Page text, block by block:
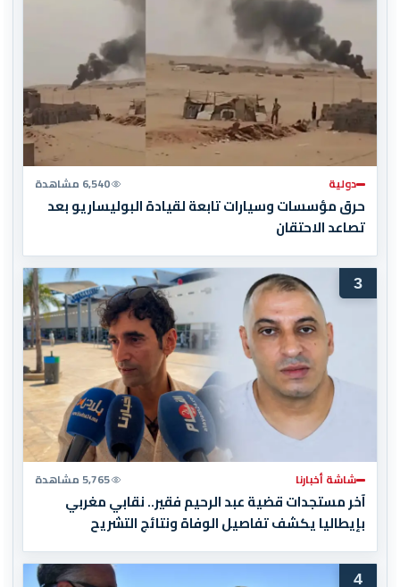
دولية 6,540 مشاهدة
حرق مؤسسات وسيارات تابعة لقيادة البوليساريو بعد
تصاعد الاحتقان
3
شاشة أخبارنا 5,765 مشاهدة
آخر مستجدات قضية عبد الرحيم فقير.. نقابي مغربي
بإيطاليا يكشف تفاصيل الوفاة ونتائج التشريح
4